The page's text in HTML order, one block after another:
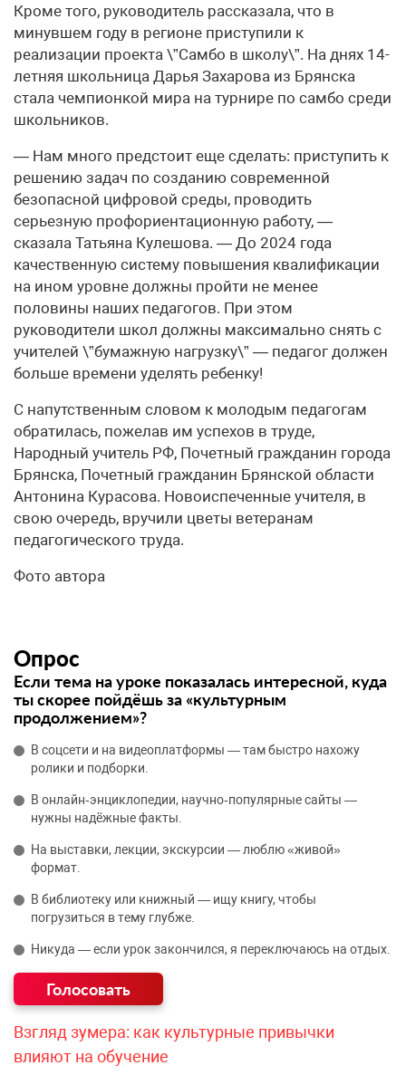
Кроме того, руководитель рассказала, что в
минувшем году в регионе приступили к
реализации проекта \”Самбо в школу\”. На днях 14-
летняя школьница Дарья Захарова из Брянска
стала чемпионкой мира на турнире по самбо среди
школьников.
— Нам много предстоит еще сделать: приступить к
решению задач по созданию современной
безопасной цифровой среды, проводить
серьезную профориентационную работу, —
сказала Татьяна Кулешова. — До 2024 года
качественную систему повышения квалификации
на ином уровне должны пройти не менее
половины наших педагогов. При этом
руководители школ должны максимально снять с
учителей \”бумажную нагрузку\” — педагог должен
больше времени уделять ребенку!
С напутственным словом к молодым педагогам
обратилась, пожелав им успехов в труде,
Народный учитель РФ, Почетный гражданин города
Брянска, Почетный гражданин Брянской области
Антонина Курасова. Новоиспеченные учителя, в
свою очередь, вручили цветы ветеранам
педагогического труда.
Фото автора
Опрос
Если тема на уроке показалась интересной, куда
ты скорее пойдёшь за «культурным
продолжением»?
В соцсети и на видеоплатформы — там быстро нахожу
ролики и подборки.
В онлайн‑энциклопедии, научно‑популярные сайты —
нужны надёжные факты.
На выставки, лекции, экскурсии — люблю «живой»
формат.
В библиотеку или книжный — ищу книгу, чтобы
погрузиться в тему глубже.
Никуда — если урок закончился, я переключаюсь на отдых.
Взгляд зумера: как культурные привычки
влияют на обучение